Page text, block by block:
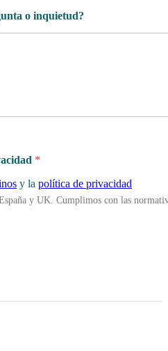
o inquietud?
*
y la política de privacidad
y UK. Cumplimos con las